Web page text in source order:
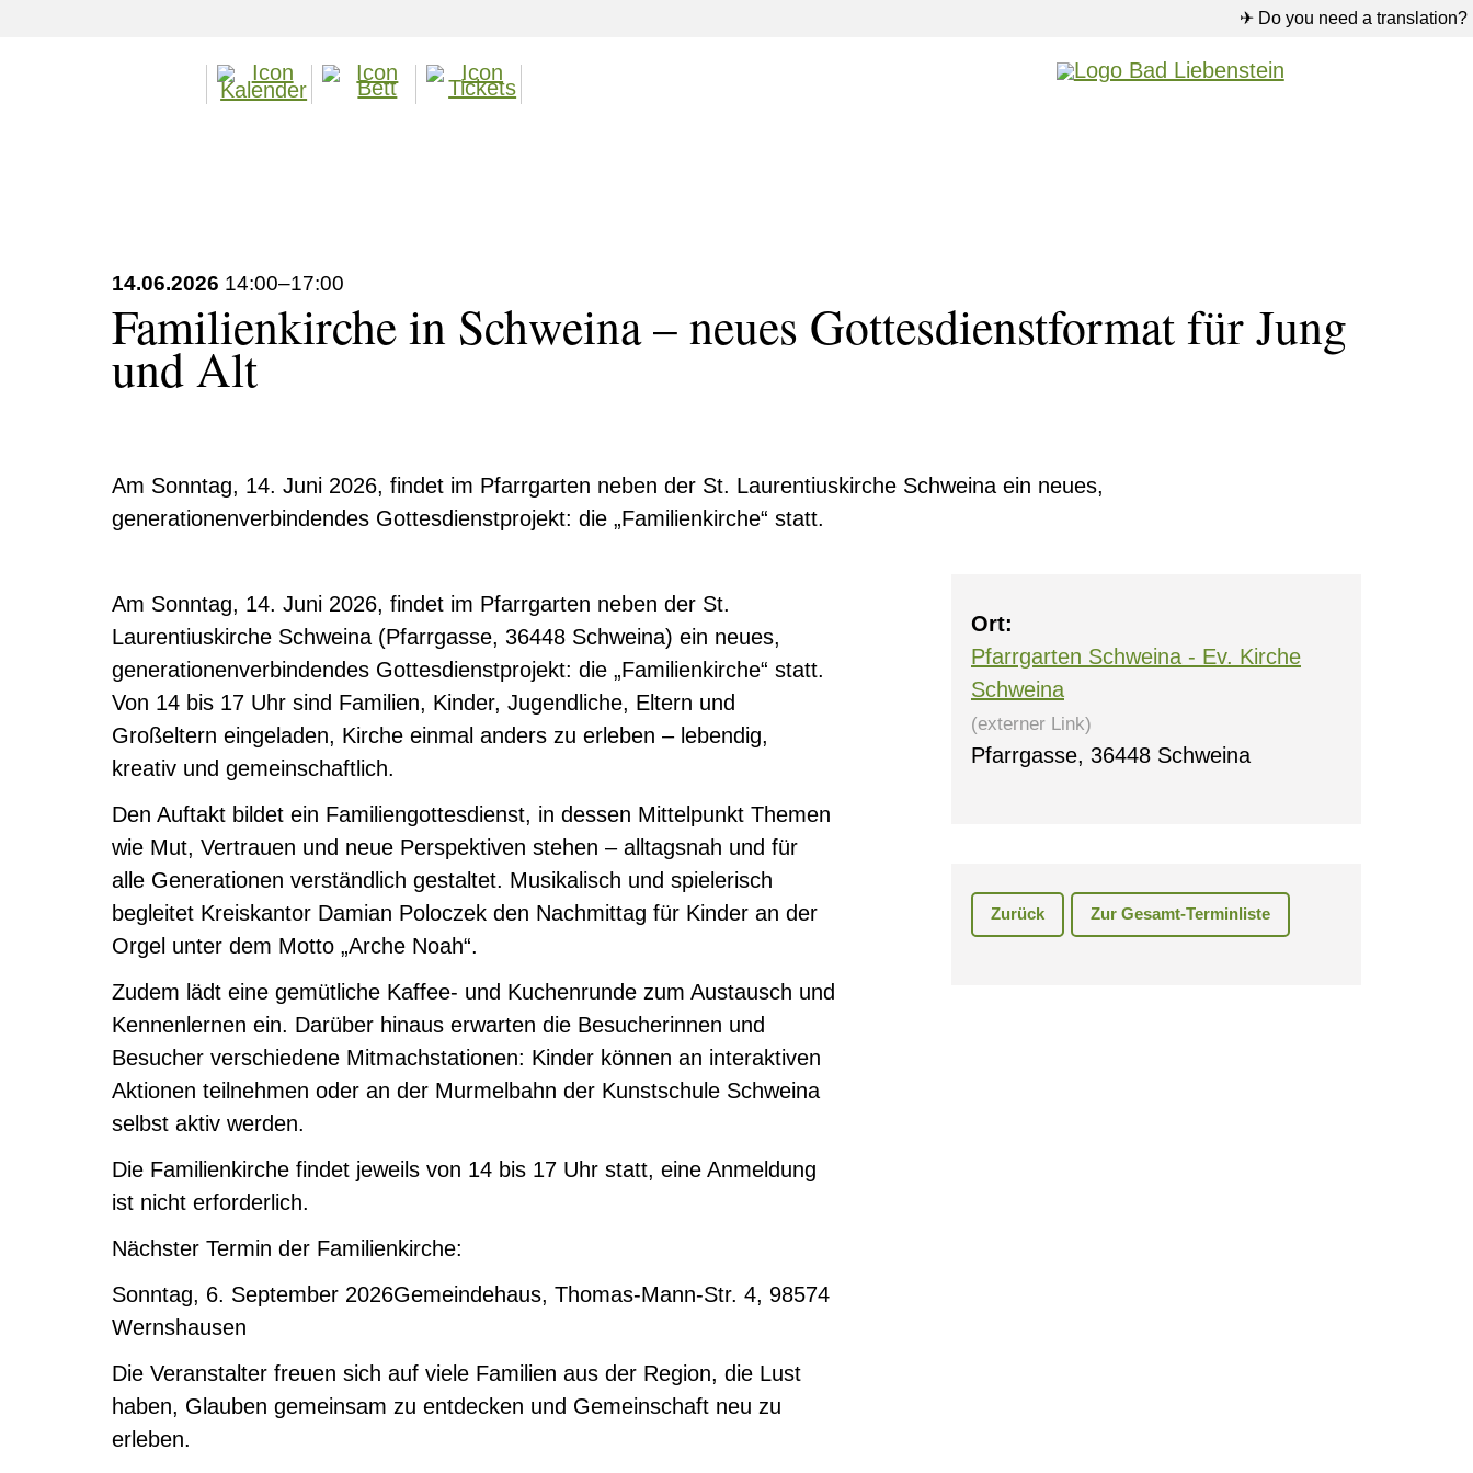
✈ Do you need a translation?
14.06.2026 14:00–17:00
Familienkirche in Schweina – neues Gottesdienstformat für Jung
und Alt
Am Sonntag, 14. Juni 2026, findet im Pfarrgarten neben der St. Laurentiuskirche Schweina ein neues,
generationenverbindendes Gottesdienstprojekt: die „Familienkirche“ statt.
Am Sonntag, 14. Juni 2026, findet im Pfarrgarten neben der St.
Laurentiuskirche Schweina (Pfarrgasse, 36448 Schweina) ein neues,
generationenverbindendes Gottesdienstprojekt: die „Familienkirche“ statt.
Von 14 bis 17 Uhr sind Familien, Kinder, Jugendliche, Eltern und
Großeltern eingeladen, Kirche einmal anders zu erleben – lebendig,
kreativ und gemeinschaftlich.
Den Auftakt bildet ein Familiengottesdienst, in dessen Mittelpunkt Themen
wie Mut, Vertrauen und neue Perspektiven stehen – alltagsnah und für
alle Generationen verständlich gestaltet. Musikalisch und spielerisch
begleitet Kreiskantor Damian Poloczek den Nachmittag für Kinder an der
Orgel unter dem Motto „Arche Noah“.
Zudem lädt eine gemütliche Kaffee- und Kuchenrunde zum Austausch und
Kennenlernen ein. Darüber hinaus erwarten die Besucherinnen und
Besucher verschiedene Mitmachstationen: Kinder können an interaktiven
Aktionen teilnehmen oder an der Murmelbahn der Kunstschule Schweina
selbst aktiv werden.
Die Familienkirche findet jeweils von 14 bis 17 Uhr statt, eine Anmeldung
ist nicht erforderlich.
Nächster Termin der Familienkirche:
Sonntag, 6. September 2026Gemeindehaus, Thomas-Mann-Str. 4, 98574
Wernshausen
Die Veranstalter freuen sich auf viele Familien aus der Region, die Lust
haben, Glauben gemeinsam zu entdecken und Gemeinschaft neu zu
erleben.
Ort:
Pfarrgarten Schweina - Ev. Kirche
Schweina
(externer Link)
Pfarrgasse, 36448 Schweina
Zurück Zur Gesamt-Terminliste